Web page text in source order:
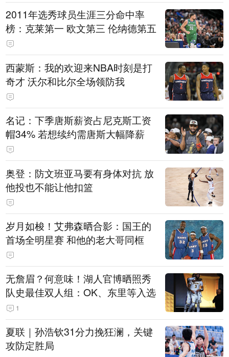
2011年选秀球员生涯三分命中率
榜：克莱第一 欧文第三 伦纳德第五
西蒙斯：我的欢迎来NBA时刻是打
奇才 沃尔和比尔全场领防我
名记：下季唐斯薪资占尼克斯工资
帽34% 若想续约需唐斯大幅降薪
奥登：防文班亚马要有身体对抗 放
他投也不能让他扣篮
岁月如梭！艾弗森晒合影：国王的
首场全明星赛 和他的老大哥同框
无詹眉？何意味！湖人官博晒照秀
队史最佳双人组：OK、东里等入选
1
夏联｜孙浩钦31分力挽狂澜，关键
攻防定胜局